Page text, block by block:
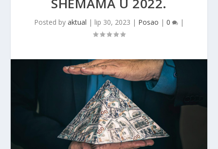
Posted by aktual | lip 30, 2023 | Posao | 0 |